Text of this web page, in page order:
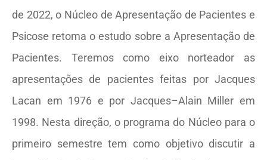
de 2022, o Núcleo de Apresentação de Pacientes e
Psicose retoma o estudo sobre a Apresentação de
Pacientes. Teremos como eixo norteador as
apresentações de pacientes feitas por Jacques
Lacan em 1976 e por Jacques–Alain Miller em
1998. Nesta direção, o programa do Núcleo para o
primeiro semestre tem como objetivo discutir a